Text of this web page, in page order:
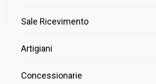
Sale Ricevimento
Artigiani
Concessionarie